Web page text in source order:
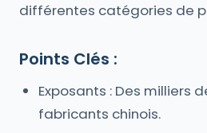
différentes catégories de
Points Clés :
Exposants : Des milliers
fabricants chinois.